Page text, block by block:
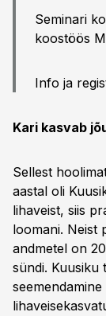
Seminari
koostöös
Info ja
Kari kasvab
Sellest
aastal oli
lihaveist, siis
loomani. Neist
andmetel on
sündi. Kuusiku